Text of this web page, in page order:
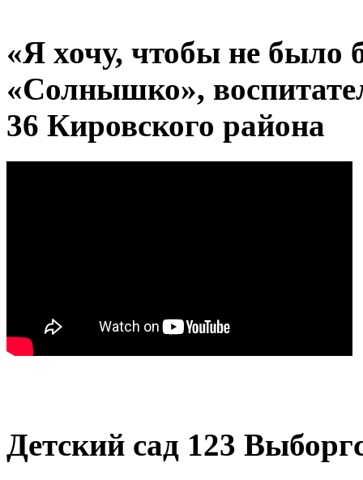
«Я хочу, чтобы не было
«Солнышко»,
36 Кировского района
Детский сад 123